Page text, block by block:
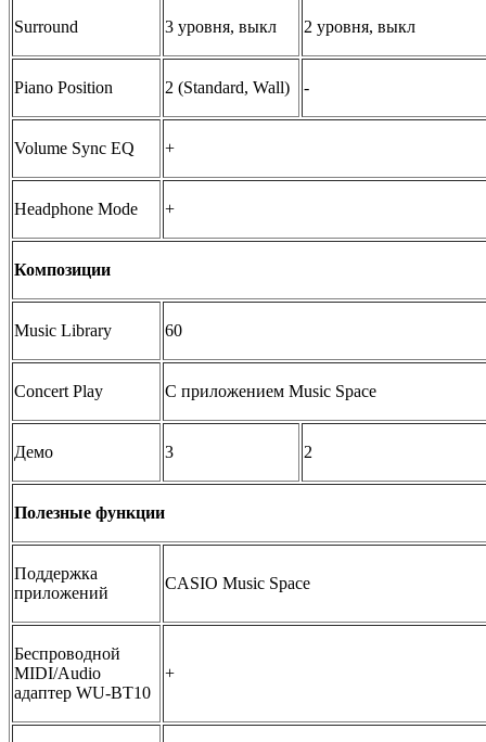
Surround 3 уровня, выкл 2 уровня, выкл
Piano Position 2 (Standard, Wall) -
Volume Sync EQ +
Headphone Mode +
Композиции
Music Library 60
Concert Play С приложением Music Space
Демо 3 2
Полезные функции
Поддержка
приложений
CASIO Music Space
Беспроводной
MIDI/Audio
адаптер WU-BT10
+